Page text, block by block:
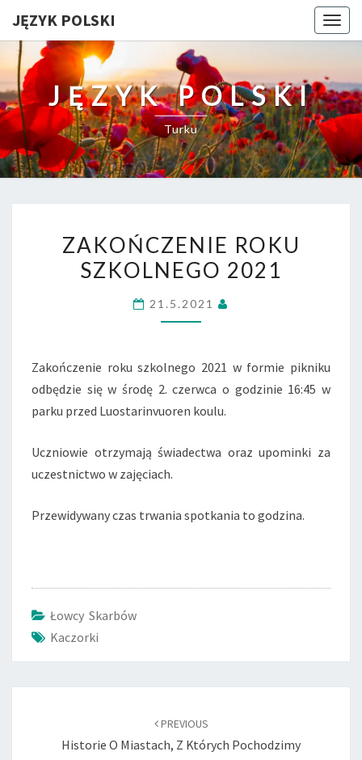
JĘZYK POLSKI
JĘZYK POLSKI
Turku
ROKU
SZKOLNEGO
ZAKOŃCZENIE ROKU
SZKOLNEGO 2021
21.5.2021
Zakończenie roku szkolnego 2021 w formie pikniku
odbędzie się w środę 2. czerwca o godzinie 16:45 w
parku przed Luostarinvuoren koulu.
Uczniowie otrzymają świadectwa oraz upominki za
uczestnictwo w zajęciach.
Przewidywany czas trwania spotkania to godzina.
Łowcy Skarbów
Kaczorki
PREVIOUS
Historie O Miastach, Z Których Pochodzimy